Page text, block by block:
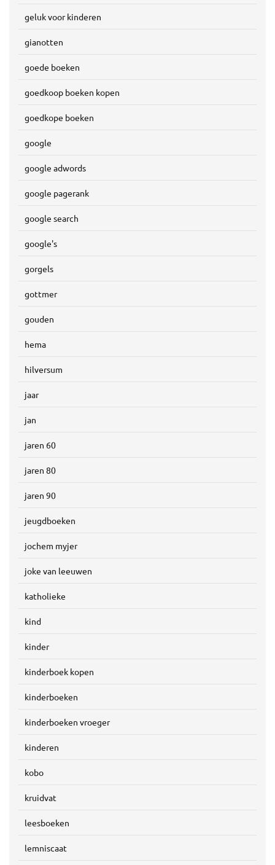
geluk voor kinderen
gianotten
goede boeken
goedkoop boeken kopen
goedkope boeken
google
google adwords
google pagerank
google search
google's
gorgels
gottmer
gouden
hema
hilversum
jaar
jan
jaren 60
jaren 80
jaren 90
jeugdboeken
jochem myjer
joke van leeuwen
katholieke
kind
kinder
kinderboek kopen
kinderboeken
kinderboeken vroeger
kinderen
kobo
kruidvat
leesboeken
lemniscaat